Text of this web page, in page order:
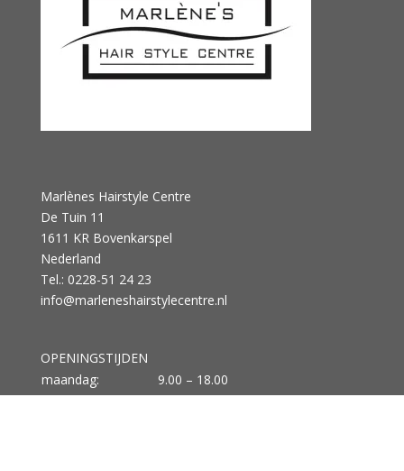
Marlènes Hairstyle Centre
De Tuin 11
1611 KR Bovenkarspel
Nederland
Tel.: 0228-51 24 23
info@marleneshairstylecentre.nl
OPENINGSTIJDEN
maandag:
dinsdag:
9.00 – 18.00
9.00 – 18.00